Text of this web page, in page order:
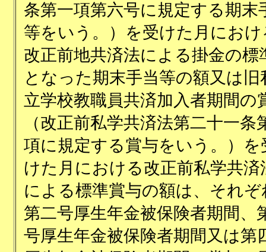
条第一項第六号に規定する期末
等をいう。）を受けた月におけ
改正前地共済法による掛金の標
となった期末手当等の額又は旧
立学校教職員共済加入者期間の
（改正前私学共済法第二十一条
項に規定する賞与をいう。）を
けた月における改正前私学共済
による標準賞与の額は、それぞ
第二号厚生年金被保険者期間、
号厚生年金被保険者期間又は第